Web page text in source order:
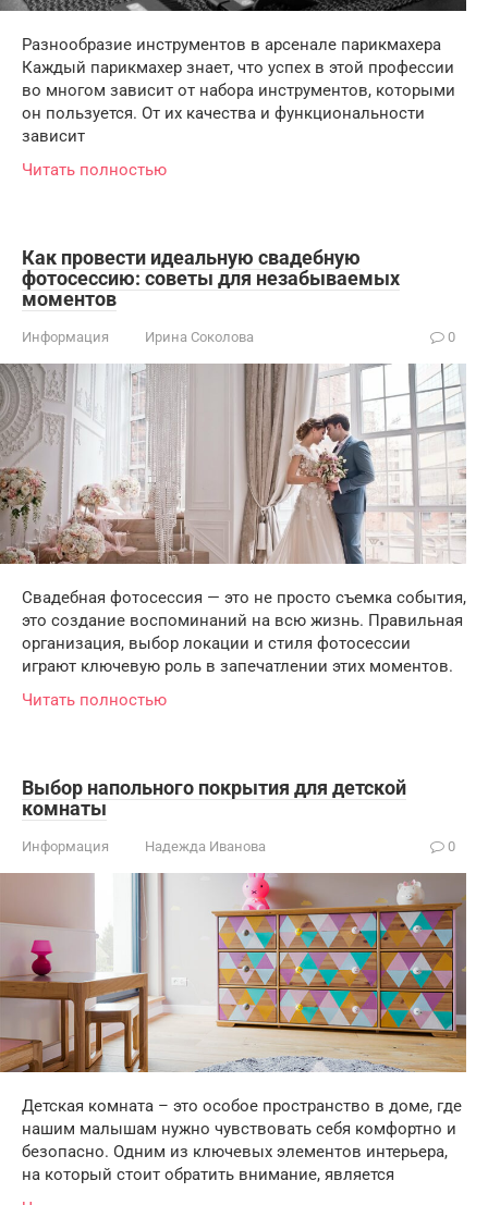
Разнообразие инструментов в арсенале парикмахера
Каждый парикмахер знает, что успех в этой профессии
во многом зависит от набора инструментов, которыми
он пользуется. От их качества и функциональности
зависит
Читать полностью
Как провести идеальную свадебную
фотосессию: советы для незабываемых
моментов
Информация Ирина Соколова 0
Свадебная фотосессия — это не просто съемка события,
это создание воспоминаний на всю жизнь. Правильная
организация, выбор локации и стиля фотосессии
играют ключевую роль в запечатлении этих моментов.
Читать полностью
Выбор напольного покрытия для детской
комнаты
Информация Надежда Иванова 0
Детская комната – это особое пространство в доме, где
нашим малышам нужно чувствовать себя комфортно и
безопасно. Одним из ключевых элементов интерьера,
на который стоит обратить внимание, является